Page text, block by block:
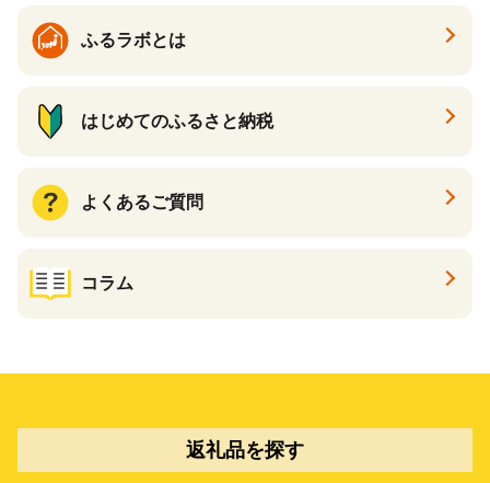
ふるラボとは
はじめてのふるさと納税
よくあるご質問
コラム
返礼品を探す